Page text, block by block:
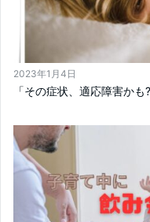
2023年1月4日
「その症状、適応障害か